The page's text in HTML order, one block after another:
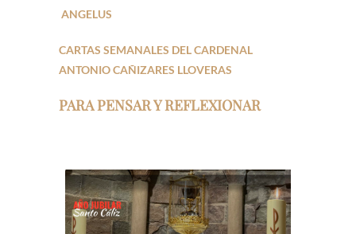
ANGELUS
CARTAS SEMANALES DEL CARDENAL
ANTONIO CAÑIZARES LLOVERAS
PARA PENSAR Y REFLEXIONAR